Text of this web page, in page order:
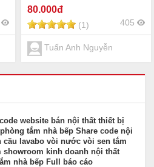
80.000đ
(1) 405
Tuấn Anh Nguyễn
website bán nội thất thiết bị
tắm nhà bếp Share code nội
cầu lavabo vòi nước vòi sen tắm
showroom kinh doanh nội thất
nhà bếp Full báo cáo